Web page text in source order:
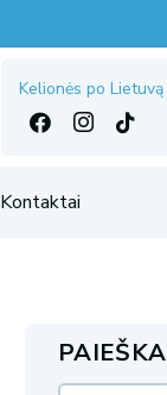
Kelionės po Lietuvą
Kontaktai
PAIEŠKA